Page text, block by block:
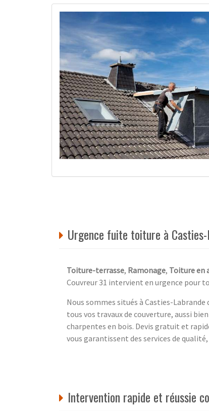
Urgence fuite toiture à
Toiture-terrasse, Ramonage, Toiture en
Couvreur 31 intervient en urgence pour
Nous sommes situés à Casties-
tous vos travaux de couverture, aussi
charpentes en bois. Devis gratuit et
vous garantissent des services de
Intervention rapide et réussie